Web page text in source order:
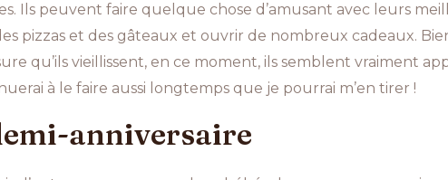
Ils peuvent faire quelque chose d’amusant avec leurs
pizzas et des gâteaux et ouvrir de nombreux cadeaux.
qu’ils vieillissent, en ce moment, ils semblent vraiment
à le faire aussi longtemps que je pourrai m’en tirer !
anniversaire